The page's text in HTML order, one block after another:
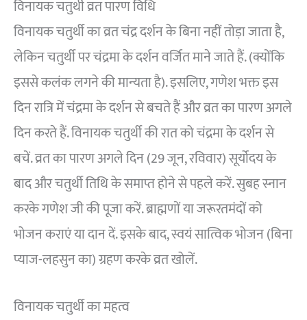
विनायक चतुर्थी व्रत पारण विधि
विनायक चतुर्थी का व्रत चंद्र दर्शन के बिना नहीं तोड़ा जाता है,
लेकिन चतुर्थी पर चंद्रमा के दर्शन वर्जित माने जाते हैं. (क्योंकि
इससे कलंक लगने की मान्यता है). इसलिए, गणेश भक्त इस
दिन रात्रि में चंद्रमा के दर्शन से बचते हैं और व्रत का पारण अगले
दिन करते हैं. विनायक चतुर्थी की रात को चंद्रमा के दर्शन से
बचें. व्रत का पारण अगले दिन (29 जून, रविवार) सूर्योदय के
बाद और चतुर्थी तिथि के समाप्त होने से पहले करें. सुबह स्नान
करके गणेश जी की पूजा करें. ब्राह्मणों या जरूरतमंदों को
भोजन कराएं या दान दें. इसके बाद, स्वयं सात्विक भोजन (बिना
प्याज-लहसुन का) ग्रहण करके व्रत खोलें.
विनायक चतुर्थी का महत्व